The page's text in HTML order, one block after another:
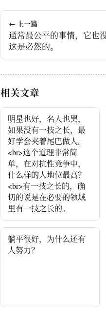
← 上一篇
通常最公平的事情，它也
这是必然的。
相关文章
明星也好，名人也罢，
如果没有一技之长，最
好学会夹着尾巴做人。
<br>这个道理非常简
单，在对抗性竞争中，
什么样的人地位最高？
<br>有一技之长的，确
切的说是在必要的领域
里有一技之长的。
躺平很好，为什么还有
人努力？